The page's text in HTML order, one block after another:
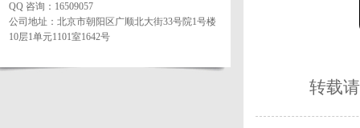
QQ 咨询：16509057
公司地址：北京市朝阳区广顺北大街33号院1号楼
10层1单元1101室1642号
转载